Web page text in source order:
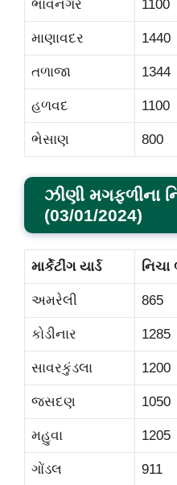
ભાવનગર 1100
માણાવદર 1440
તળાજા 1344
હળવદ 1100
ભેસાણ 800
ઝીણી મગફળીના
(03/01/2024)
માર્કેટીંગ યાર્ડ નિચા
અમરેલી 865
કોડીનાર 1285
સાવરકુંડલા 1200
જસદણ 1050
મહુવા 1205
ગોંડલ 911